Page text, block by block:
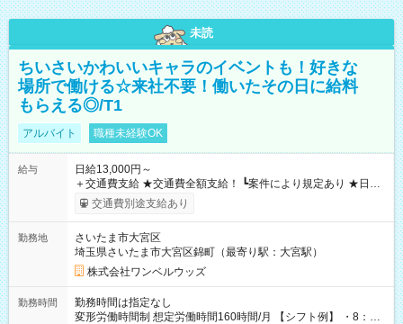
未読
ちいさいかわいいキャラのイベントも！好きな
場所で働ける☆来社不要！働いたその日に給料
もらえる◎/T1
アルバイト 職種未経験OK
給与
日給13,000円～
＋交通費支給 ★交通費全額支給！ ┗案件により規定あり ★日払
いOK！（規定あり） ┗働いたその日に現金GET♪ お仕事後はコ
ンビニATMから 日払い分を引き落とせます！ 【試用期間】試
交通費別途支給あり
勤務地
さいたま市大宮区
埼玉県さいたま市大宮区錦町（最寄り駅：大宮駅）
株式会社ワンベルウッズ
勤務時間
勤務時間は指定なし
変形労働時間制 想定労働時間160時間/月 【シフト例】 ・8：00